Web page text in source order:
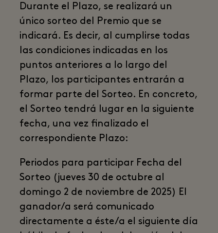
Durante el Plazo, se realizará un
único sorteo del Premio que se
indicará. Es decir, al cumplirse todas
las condiciones indicadas en los
puntos anteriores a lo largo del
Plazo, los participantes entrarán a
formar parte del Sorteo. En concreto,
el Sorteo tendrá lugar en la siguiente
fecha, una vez finalizado el
correspondiente Plazo:
Periodos para participar Fecha del
Sorteo (jueves 30 de octubre al
domingo 2 de noviembre de 2025) El
ganador/a será comunicado
directamente a éste/a el siguiente día